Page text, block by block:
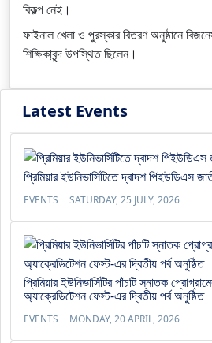
বিকল্প নেই।
ফাইনাল খেলা ও পুরস্কার বিতরণ অনুষ্ঠানে
শিক্ষিকাবৃন্দ উপস্থিত ছিলেন।
Latest Events
প্রিমিয়ার ইউনিভার্সিটিতে দ্বাদশ পিইউডিএস
EVENTS SATURDAY, 25 JULY, 2026
প্রিমিয়ার ইউনিভার্সিটির পাঁচটি স্নাতক
অ্যাক্রেডিটেশন ফেস্ট-এর দ্বিতীয় পর্ব অনুষ্ঠিত
EVENTS MONDAY, 20 APRIL, 2026